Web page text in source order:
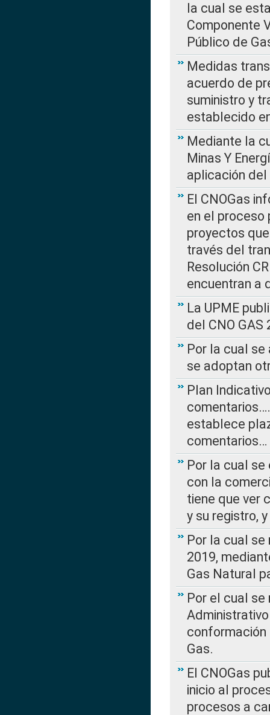
la cual se
Componente
Público de
Medidas
acuerdo de
suministro y
establecido
Mediante la
Minas Y
aplicación
El CNOGas
en el proceso
proyectos
través del
Resolución
encuentran a
La UPME
del CNO
Por la cual
se adoptan
Plan
establece
comentarios…
Por la cual
con la
tiene que ver
y su registro,
Por la cual
2019,
Gas Natural
Por el cual
conformación
Gas.
El CNOGas
inicio al
procesos a